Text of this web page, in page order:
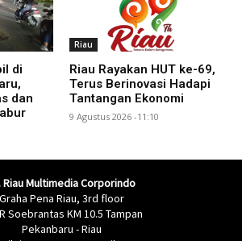
di
dan
Riau
Riau Rayakan HUT ke-69,
Terus Berinovasi Hadapi
Tantangan Ekonomi
9 Agustus 2026 -11:10
Riau Multimedia Corporindo
Graha Pena Riau, 3rd floor
Soebrantas KM 10.5 Tampan
Pekanbaru - Riau